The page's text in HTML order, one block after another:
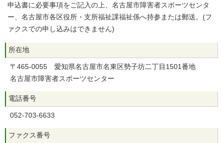
申込書に必要事項をご記入の上、名古屋市障害者スポーツセンタ
ー、名古屋市各区役所・支所福祉課福祉係へ持参または郵送。(フ
ァクスでの申し込みはできません)
所在地
〒465-0055 愛知県名古屋市名東区勢子坊二丁目1501番地
名古屋市障害者スポーツセンター
電話番号
052-703-6633
ファクス番号